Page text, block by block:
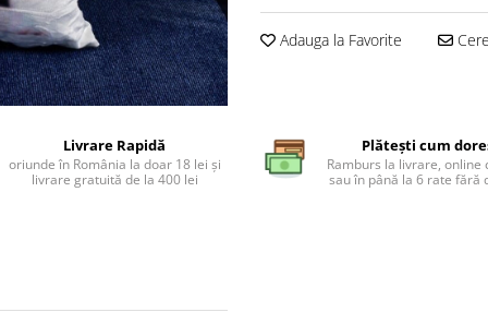
Adauga la Favorite
Livrare Rapidă
oriunde în România la doar 18 lei și
livrare gratuită de la 400 lei
Plătești cum
Ramburs la livrare, online
sau în până la 6 rate fără